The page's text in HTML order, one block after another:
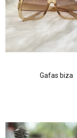
Gafas biza